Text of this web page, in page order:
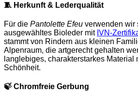
🧵 Herkunft & Lederqualität
Für die Pantolette Efeu verwenden wir
ausgewähltes Bioleder mit IVN-
stammt von Rindern aus kleinen
Alpenraum, die artgerecht gehalten
langlebiges, charakterstarkes Material
Schönheit.
🍃 Chromfreie Gerbung